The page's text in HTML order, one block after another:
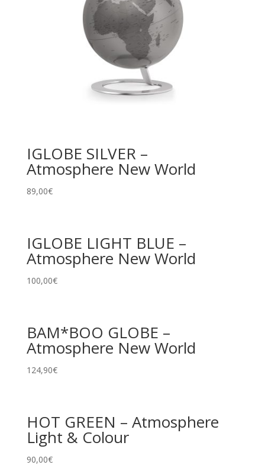
IGLOBE SILVER –
Atmosphere New World
89,00€
IGLOBE LIGHT BLUE –
Atmosphere New World
100,00€
BAM*BOO GLOBE –
Atmosphere New World
124,90€
HOT GREEN – Atmosphere
Light & Colour
90,00€